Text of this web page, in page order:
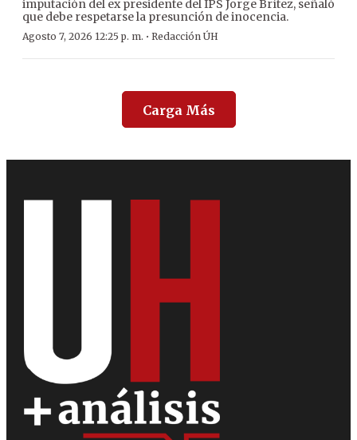
imputación del ex presidente del IPS Jorge Brítez, señaló
que debe respetarse la presunción de inocencia.
Agosto 7, 2026 12:25 p. m. · Redacción ÚH
Carga Más